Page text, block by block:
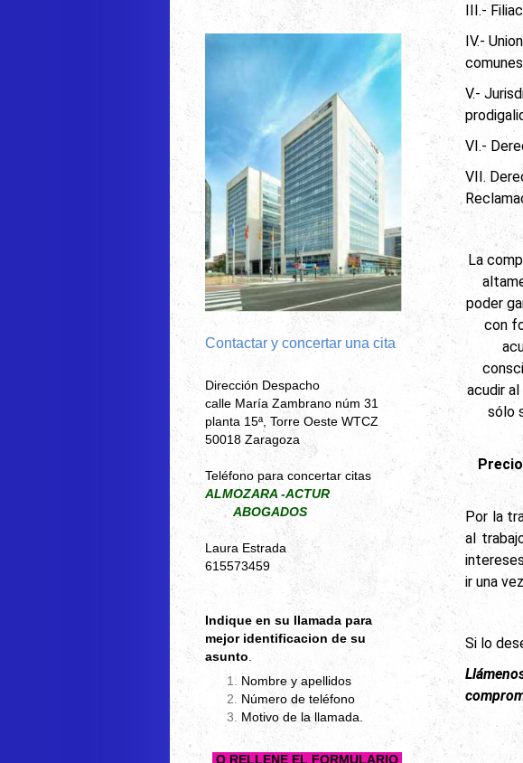
III.-
IV.-
V.-
VI.-
VII.
La
poder
con
acudir
sólo
Por la
al
ir una
Si lo
Contactar y concertar una cita
Dirección Despacho
calle María Zambrano núm 31
planta 15ª, Torre Oeste WTCZ
50018 Zaragoza
Teléfono para concertar citas
ALMOZARA -ACTUR
ABOGADOS
Laura Estrada
615573459
Indique en su llamada para
mejor identificacion de su
asunto
Nombre y apellidos
Número de teléfono
Motivo de la llamada.
O RELLENE EL FORMULARIO